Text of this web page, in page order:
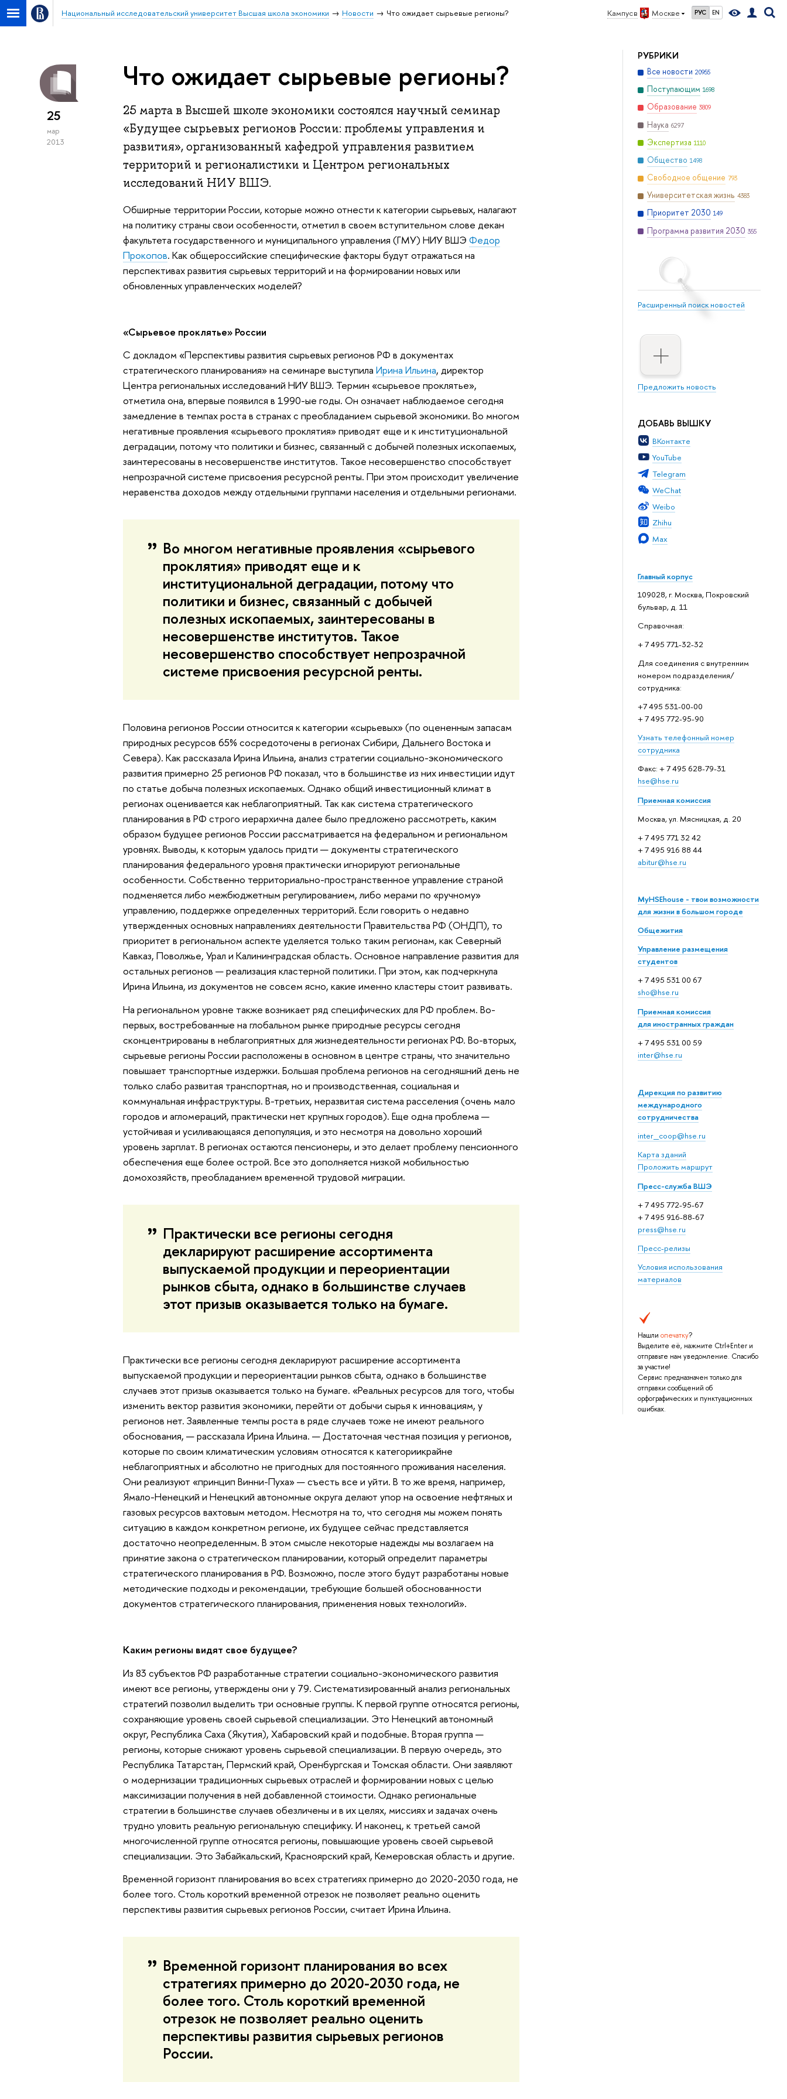
Кампус в Москве РУС EN
Национальный исследовательский университет Высшая школа экономики Новости Что ожидает сырьевые регионы?
РУБРИКИ
Все новости 20955
Поступающим 1698
Образование 3809
Наука 6297
Экспертиза 1110
Общество 1498
Свободное общение 793
Университетская жизнь 4383
Приоритет 2030 149
Программа развития 2030 355
Расширенный поиск новостей
Предложить новость
ДОБАВЬ ВЫШКУ
ВКонтакте
YouTube
Telegram
WeChat
Weibo
Zhihu
Max
Главный корпус
109028, г. Москва, Покровский
бульвар, д. 11
Справочная:
+ 7 495 771-32-32
Для соединения с внутренним
номером подразделения/
сотрудника:
+7 495 531-00-00
+ 7 495 772-95-90
Узнать телефонный номер
сотрудника
Факс: + 7 495 628-79-31
hse@hse.ru
Приемная комиссия
Москва, ул. Мясницкая, д. 20
+ 7 495 771 32 42
+ 7 495 916 88 44
abitur@hse.ru
MyHSEhouse - твои возможности
для жизни в большом городе
Общежития
Управление размещения
студентов
+ 7 495 531 00 67
sho@hse.ru
Приемная комиссия
для иностранных граждан
+ 7 495 531 00 59
inter@hse.ru
Дирекция по развитию
международного
сотрудничества
inter_coop@hse.ru
Карта зданий
Проложить маршрут
Пресс-служба ВШЭ
+ 7 495 772-95-67
+ 7 495 916-88-67
press@hse.ru
Пресс-релизы
Условия использования
материалов
Нашли опечатку?
Выделите её, нажмите Ctrl+Enter и
отправьте нам уведомление. Спасибо
за участие!
Сервис предназначен только для
отправки сообщений об
орфографических и пунктуационных
ошибках.
25
мар
2013
Что ожидает сырьевые регионы?
25 марта в Высшей школе экономики состоялся научный семинар
«Будущее сырьевых регионов России: проблемы управления и
развития», организованный кафедрой управления развитием
территорий и регионалистики и Центром региональных
исследований НИУ ВШЭ.
Обширные территории России, которые можно отнести к категории сырьевых, налагают
на политику страны свои особенности, отметил в своем вступительном слове декан
факультета государственного и муниципального управления (ГМУ) НИУ ВШЭ Федор
Прокопов. Как общероссийские специфические факторы будут отражаться на
перспективах развития сырьевых территорий и на формировании новых или
обновленных управленческих моделей?
«Сырьевое проклятье» России
С докладом «Перспективы развития сырьевых регионов РФ в документах
стратегического планирования» на семинаре выступила Ирина Ильина, директор
Центра региональных исследований НИУ ВШЭ. Термин «сырьевое проклятье»,
отметила она, впервые появился в 1990-ые годы. Он означает наблюдаемое сегодня
замедление в темпах роста в странах с преобладанием сырьевой экономики. Во многом
негативные проявления «сырьевого проклятия» приводят еще и к институциональной
деградации, потому что политики и бизнес, связанный с добычей полезных ископаемых,
заинтересованы в несовершенстве институтов. Такое несовершенство способствует
непрозрачной системе присвоения ресурсной ренты. При этом происходит увеличение
неравенства доходов между отдельными группами населения и отдельными регионами.
Во многом негативные проявления «сырьевого
проклятия» приводят еще и к
институциональной деградации, потому что
политики и бизнес, связанный с добычей
полезных ископаемых, заинтересованы в
несовершенстве институтов. Такое
несовершенство способствует непрозрачной
системе присвоения ресурсной ренты.
Половина регионов России относится к категории «сырьевых» (по оцененным запасам
природных ресурсов 65% сосредоточены в регионах Сибири, Дальнего Востока и
Севера). Как рассказала Ирина Ильина, анализ стратегии социально-экономического
развития примерно 25 регионов РФ показал, что в большинстве из них инвестиции идут
по статье добыча полезных ископаемых. Однако общий инвестиционный климат в
регионах оценивается как неблагоприятный. Так как система стратегического
планирования в РФ строго иерархична далее было предложено рассмотреть, каким
образом будущее регионов России рассматривается на федеральном и региональном
уровнях. Выводы, к которым удалось придти — документы стратегического
планирования федерального уровня практически игнорируют региональные
особенности. Собственно территориально-пространственное управление страной
подменяется либо межбюджетным регулированием, либо мерами по «ручному»
управлению, поддержке определенных территорий. Если говорить о недавно
утвержденных основных направлениях деятельности Правительства РФ (ОНДП), то
приоритет в региональном аспекте уделяется только таким регионам, как Северный
Кавказ, Поволжье, Урал и Калининградская область. Основное направление развития для
остальных регионов — реализация кластерной политики. При этом, как подчеркнула
Ирина Ильина, из документов не совсем ясно, какие именно кластеры стоит развивать.
На региональном уровне также возникает ряд специфических для РФ проблем. Во-
первых, востребованные на глобальном рынке природные ресурсы сегодня
сконцентрированы в неблагоприятных для жизнедеятельности регионах РФ. Во-вторых,
сырьевые регионы России расположены в основном в центре страны, что значительно
повышает транспортные издержки. Большая проблема регионов на сегодняшний день не
только слабо развитая транспортная, но и производственная, социальная и
коммунальная инфраструктуры. В-третьих, неразвитая система расселения (очень мало
городов и агломераций, практически нет крупных городов). Еще одна проблема —
устойчивая и усиливающаяся депопуляция, и это несмотря на довольно хороший
уровень зарплат. В регионах остаются пенсионеры, и это делает проблему пенсионного
обеспечения еще более острой. Все это дополняется низкой мобильностью
домохозяйств, преобладанием временной трудовой миграции.
Практически все регионы сегодня
декларируют расширение ассортимента
выпускаемой продукции и переориентации
рынков сбыта, однако в большинстве случаев
этот призыв оказывается только на бумаге.
Практически все регионы сегодня декларируют расширение ассортимента
выпускаемой продукции и переориентации рынков сбыта, однако в большинстве
случаев этот призыв оказывается только на бумаге. «Реальных ресурсов для того, чтобы
изменить вектор развития экономики, перейти от добычи сырья к инновациям, у
регионов нет. Заявленные темпы роста в ряде случаев тоже не имеют реального
обоснования, — рассказала Ирина Ильина. — Достаточная честная позиция у регионов,
которые по своим климатическим условиям относятся к категориикрайне
неблагоприятных и абсолютно не пригодных для постоянного проживания населения.
Они реализуют «принцип Винни-Пуха» — съесть все и уйти. В то же время, например,
Ямало-Ненецкий и Ненецкий автономные округа делают упор на освоение нефтяных и
газовых ресурсов вахтовым методом. Несмотря на то, что сегодня мы можем понять
ситуацию в каждом конкретном регионе, их будущее сейчас представляется
достаточно неопределенным. В этом смысле некоторые надежды мы возлагаем на
принятие закона о стратегическом планировании, который определит параметры
стратегического планирования в РФ. Возможно, после этого будут разработаны новые
методические подходы и рекомендации, требующие большей обоснованности
документов стратегического планирования, применения новых технологий».
Каким регионы видят свое будущее?
Из 83 субъектов РФ разработанные стратегии социально-экономического развития
имеют все регионы, утверждены они у 79. Систематизированный анализ региональных
стратегий позволил выделить три основные группы. К первой группе относятся регионы,
сохраняющие уровень своей сырьевой специализации. Это Ненецкий автономный
округ, Республика Саха (Якутия), Хабаровский край и подобные. Вторая группа —
регионы, которые снижают уровень сырьевой специализации. В первую очередь, это
Республика Татарстан, Пермский край, Оренбургская и Томская области. Они заявляют
о модернизации традиционных сырьевых отраслей и формировании новых с целью
максимизации получения в ней добавленной стоимости. Однако региональные
стратегии в большинстве случаев обезличены и в их целях, миссиях и задачах очень
трудно уловить реальную региональную специфику. И наконец, к третьей самой
многочисленной группе относятся регионы, повышающие уровень своей сырьевой
специализации. Это Забайкальский, Красноярский край, Кемеровская область и другие.
Временной горизонт планирования во всех стратегиях примерно до 2020-2030 года, не
более того. Столь короткий временной отрезок не позволяет реально оценить
перспективы развития сырьевых регионов России, считает Ирина Ильина.
Временной горизонт планирования во всех
стратегиях примерно до 2020-2030 года, не
более того. Столь короткий временной
отрезок не позволяет реально оценить
перспективы развития сырьевых регионов
России.